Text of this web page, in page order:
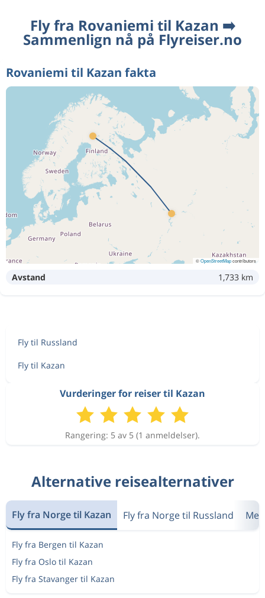
Fly fra Rovaniemi til Kazan ➡️
Sammenlign nå på Flyreiser.no
Rovaniemi til Kazan fakta
©OpenStreetMapcontributors
Avstand 1,733 km
Fly til Russland
Fly til Kazan
Vurderinger for reiser til Kazan
Rangering: 5 av 5 (1 anmeldelser).
Alternative reisealternativer
Fly fra Norge til Kazan Fly fra Norge til Russland
Fly fra Bergen til Kazan
Fly fra Oslo til Kazan
Fly fra Stavanger til Kazan